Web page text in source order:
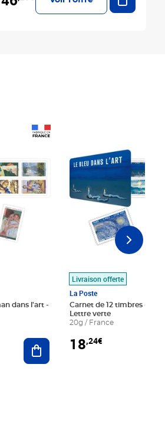
dans l'art -
Ajouter au panier
Livraison offerte
La Poste
Carnet de 12 timbres - Le
Lettre verte
20g / France
18,24€